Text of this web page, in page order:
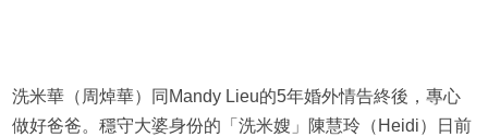
洗米華（周焯華）同Mandy Lieu的5年婚外情告終後，專心
做好爸爸。穩守大婆身份的「洗米嫂」陳慧玲（Heidi）日前